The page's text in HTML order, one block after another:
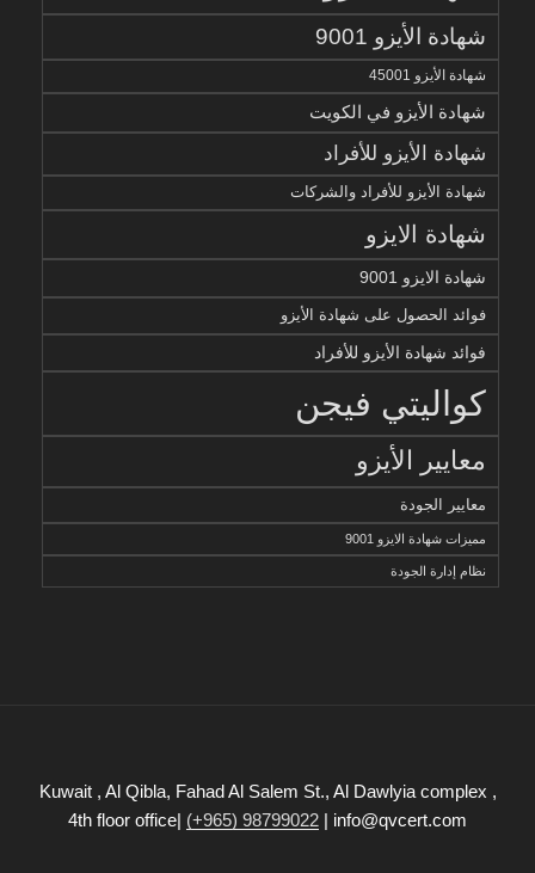
شهادة الأيزو 9001
شهادة الأيزو 45001
شهادة الأيزو في الكويت
شهادة الأيزو للأفراد
شهادة الأيزو للأفراد والشركات
شهادة الايزو
شهادة الايزو 9001
فوائد الحصول على شهادة الأيزو
فوائد شهادة الأيزو للأفراد
كواليتي فيجن
معايير الأيزو
معايير الجودة
مميزات شهادة الايزو 9001
نظام إدارة الجودة
Kuwait , Al Qibla, Fahad Al Salem St., Al Dawlyia complex ,
4th floor office| (+965) 98799022 | info@qvcert.com